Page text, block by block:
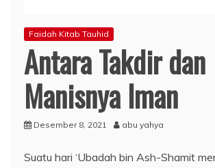
Faidah Kitab Tauhid
Antara Takdir dan
Manisnya Iman
Desember 8, 2021 abu yahya
Suatu hari ‘Ubadah bin Ash-Shamit